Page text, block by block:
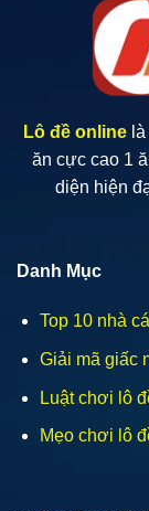
Lô đề online
ăn cực cao 1
diện hiện
Danh Mục
Top 10 nhà
Giải mã giấc
Luật chơi lô
Mẹo chơi lô